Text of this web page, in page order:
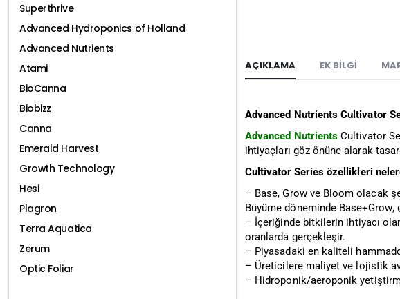
AÇIKLAMA EK BILGI
Advanced Nutrients Cultivator
Advanced Nutrients Cultivator
ihtiyaçları göz önüne alarak
Cultivator Series özellikleri
– Base, Grow ve Bloom olacak
Büyüme döneminde
– İçeriğinde bitkilerin ihtiyacı
oranlarda gerçekleşir.
– Piyasadaki en kaliteli
– Üreticilere maliyet ve lojistik
– Hidroponik/aeroponik
Superthrive
Advanced Hydroponics of Holland
Advanced Nutrients
Atami
BioCanna
Biobizz
Canna
Emerald Harvest
Growth Technology
Hesi
Plagron
Terra Aquatica
Zerum
Optic Foliar